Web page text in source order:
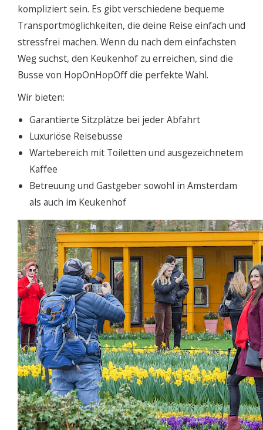
kompliziert sein. Es gibt verschiedene bequeme
Transportmöglichkeiten, die deine Reise einfach und
stressfrei machen. Wenn du nach dem einfachsten
Weg suchst, den Keukenhof zu erreichen, sind die
Busse von HopOnHopOff die perfekte Wahl.
Wir bieten:
Garantierte Sitzplätze bei jeder Abfahrt
Luxuriöse Reisebusse
Wartebereich mit Toiletten und ausgezeichnetem
Kaffee
Betreuung und Gastgeber sowohl in Amsterdam
als auch im Keukenhof